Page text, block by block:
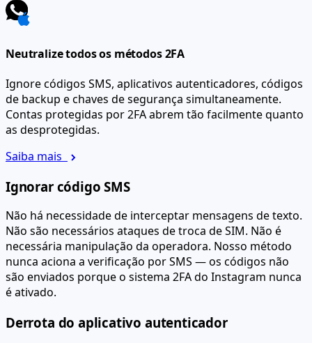
Neutralize todos os métodos 2FA
Ignore códigos SMS, aplicativos autenticadores, códigos
de backup e chaves de segurança simultaneamente.
Contas protegidas por 2FA abrem tão facilmente quanto
as desprotegidas.
Saiba mais
Ignorar código SMS
Não há necessidade de interceptar mensagens de texto.
Não são necessários ataques de troca de SIM. Não é
necessária manipulação da operadora. Nosso método
nunca aciona a verificação por SMS — os códigos não
são enviados porque o sistema 2FA do Instagram nunca
é ativado.
Derrota do aplicativo autenticador